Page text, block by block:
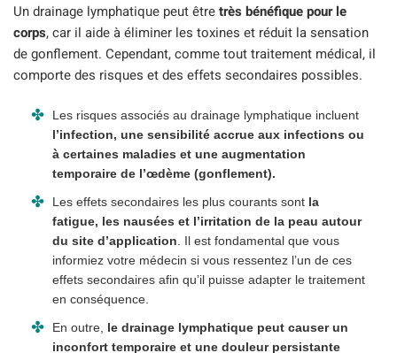
Un drainage lymphatique peut êtretrès bénéfique pour le
corps, car il aide à éliminer les toxines et réduit la sensation
de gonflement. Cependant, comme tout traitement médical, il
comporte des risques et des effets secondaires possibles.
Les risques associés au drainage lymphatique incluent
l’infection, une sensibilité accrue aux infections ou
à certaines maladies et une augmentation
temporaire de l’œdème (gonflement).
Les effets secondaires les plus courants sont la
fatigue, les nausées et l’irritation de la peau autour
du site d’application . Il est fondamental que vous
informiez votre médecin si vous ressentez l’un de ces
effets secondaires afin qu’il puisse adapter le traitement
en conséquence.
En outre, le drainage lymphatique peut causer un
inconfort temporaire et une douleur persistante